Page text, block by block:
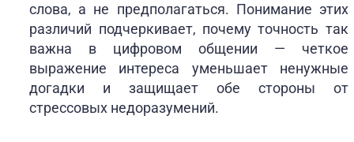
слова, а не предполагаться. Понимание этих
различий подчеркивает, почему точность так
важна в цифровом общении — четкое
выражение интереса уменьшает ненужные
догадки и защищает обе стороны от
стрессовых недоразумений.